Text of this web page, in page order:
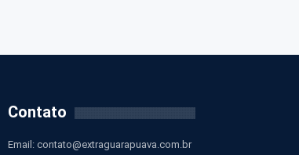
Contato
Email: contato@extraguarapuava.com.br